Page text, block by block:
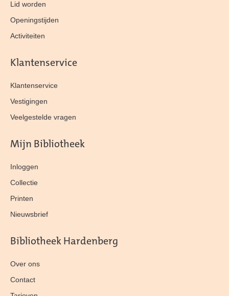
Lid worden
Openingstijden
Activiteiten
Klantenservice
Klantenservice
Vestigingen
Veelgestelde vragen
Mijn Bibliotheek
Inloggen
Collectie
Printen
Nieuwsbrief
Bibliotheek Hardenberg
Over ons
Contact